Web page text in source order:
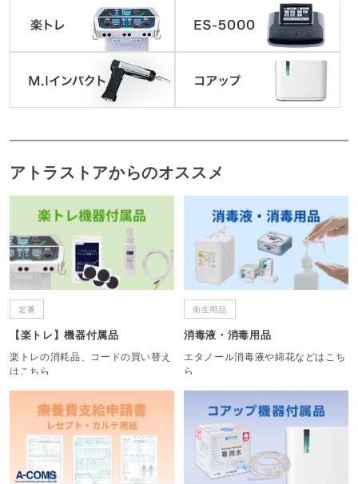
アトラストアからのオススメ
定番
【楽トレ】機器付属品
楽トレの消耗品、コードの買い替え
はこちら
衛生用品
消毒液・消毒用品
エタノール消毒液や綿花などはこち
ら